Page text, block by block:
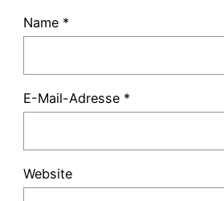
Name *
E-Mail-Adresse *
Website